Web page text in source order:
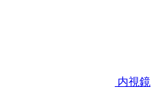
内視鏡